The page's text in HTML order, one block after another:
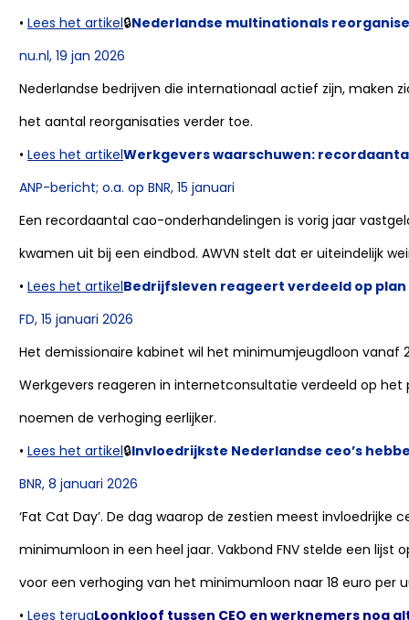
• Lees het artikel🔒Nederlandse multinationals
nu.nl, 19 jan 2026
Nederlandse bedrijven die internationaal actief zijn, maken
het aantal reorganisaties verder toe.
• Lees het artikelWerkgevers waarschuwen:
ANP-bericht; o.a. op BNR, 15 januari
Een recordaantal cao-onderhandelingen is vorig jaar
kwamen uit bij een eindbod. AWVN stelt dat er uiteindelijk
• Lees het artikelBedrijfsleven reageert verdeeld op
FD, 15 januari 2026
Het demissionaire kabinet wil het minimumjeugdloon vanaf
Werkgevers reageren in internetconsultatie verdeeld op
noemen de verhoging eerlijker.
• Lees het artikel🔒Invloedrijkste Nederlandse ceo’s
BNR, 8 januari 2026
‘Fat Cat Day’. De dag waarop de zestien meest
minimumloon in een heel jaar. Vakbond FNV stelde een
voor een verhoging van het minimumloon naar 18 euro per
• Lees terugLoonkloof tussen CEO en werknemers nog